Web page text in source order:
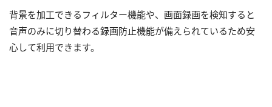
背景を加工できるフィルター機能や、画面録画を検知すると
音声のみに切り替わる録画防止機能が備えられているため安
心して利用できます。